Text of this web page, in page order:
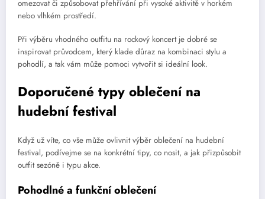
omezovat či způsobovat přehřívání při vysoké aktivitě v horkém
nebo vlhkém prostředí.
Při výběru vhodného outfitu na rockový koncert je dobré se
inspirovat průvodcem, který klade důraz na kombinaci stylu a
pohodlí, a tak vám může pomoci vytvořit si ideální look.
Doporučené typy oblečení na
hudební festival
Když už víte, co vše může ovlivnit výběr oblečení na hudební
festival, podívejme se na konkrétní tipy, co nosit, a jak přizpůsobit
outfit sezóně i typu akce.
Pohodlné a funkční oblečení